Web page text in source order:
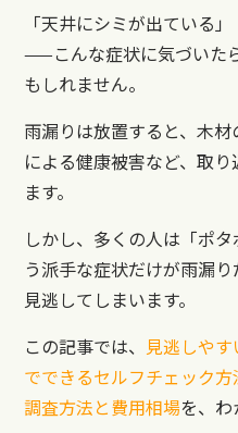
「天井にシミが出ている
——こんな症状に気づいた
もしれません。
雨漏りは放置すると、木
による健康被害など、取
ます。
しかし、多くの人は「ポ
う派手な症状だけが雨漏
見逃してしまいます。
この記事では、 見逃しや
でできるセルフチェック
調査方法と費用相場を、わ